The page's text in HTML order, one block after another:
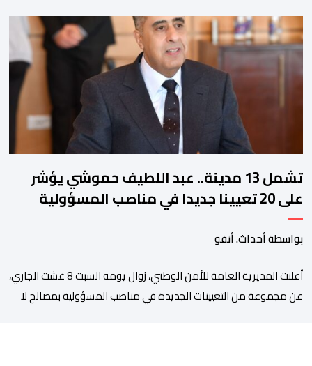
زيان، المعتقل بالمؤسسة ذاتها، وذلك لتنوير الرأي العام بالحقائق
والمعطيات الدقيقة.واوضحت إدارة المؤسسة السجنية أن المعني
بالأمر يستفيد منذ إيداعه من تتبع طبي منتظم ومستمر وفقا […]
تشمل 13 مدينة.. عبد اللطيف حموشي يؤشر
على 20 تعيينا جديدا في مناصب المسؤولية
بمصالح الأمن الوطني
بواسطة أحداث. أنفو
أعلنت المديرية العامة للأمن الوطني، زوال يومه السبت 8 غشت الجاري،
عن مجموعة من التعيينات الجديدة في مناصب المسؤولية بمصالح لا